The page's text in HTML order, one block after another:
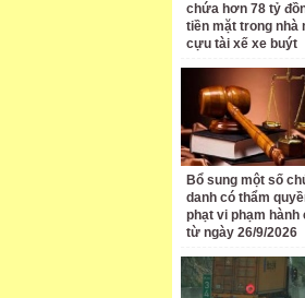
chứa hơn 78 tỷ
tiền mặt trong nhà
cựu tài xế xe buýt
Bổ sung một số
danh có thẩm
phạt vi phạm hành
từ ngày 26/9/2026